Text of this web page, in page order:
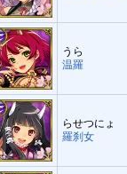
うら
温羅
らせつにょ
羅刹女